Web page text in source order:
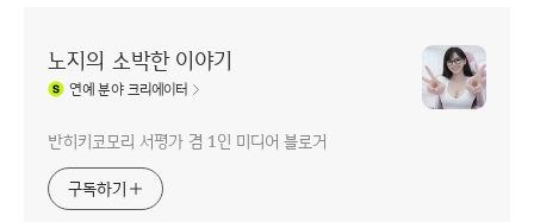
노지의 소박한 이야기
연예분야 크리에이터
반히키코모리 서평가 겸 1인 미디어 블로거
구독하기